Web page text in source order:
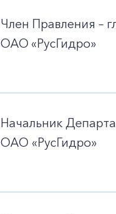
Член Правления –
ОАО «РусГидро»
Начальник
ОАО «РусГидро»